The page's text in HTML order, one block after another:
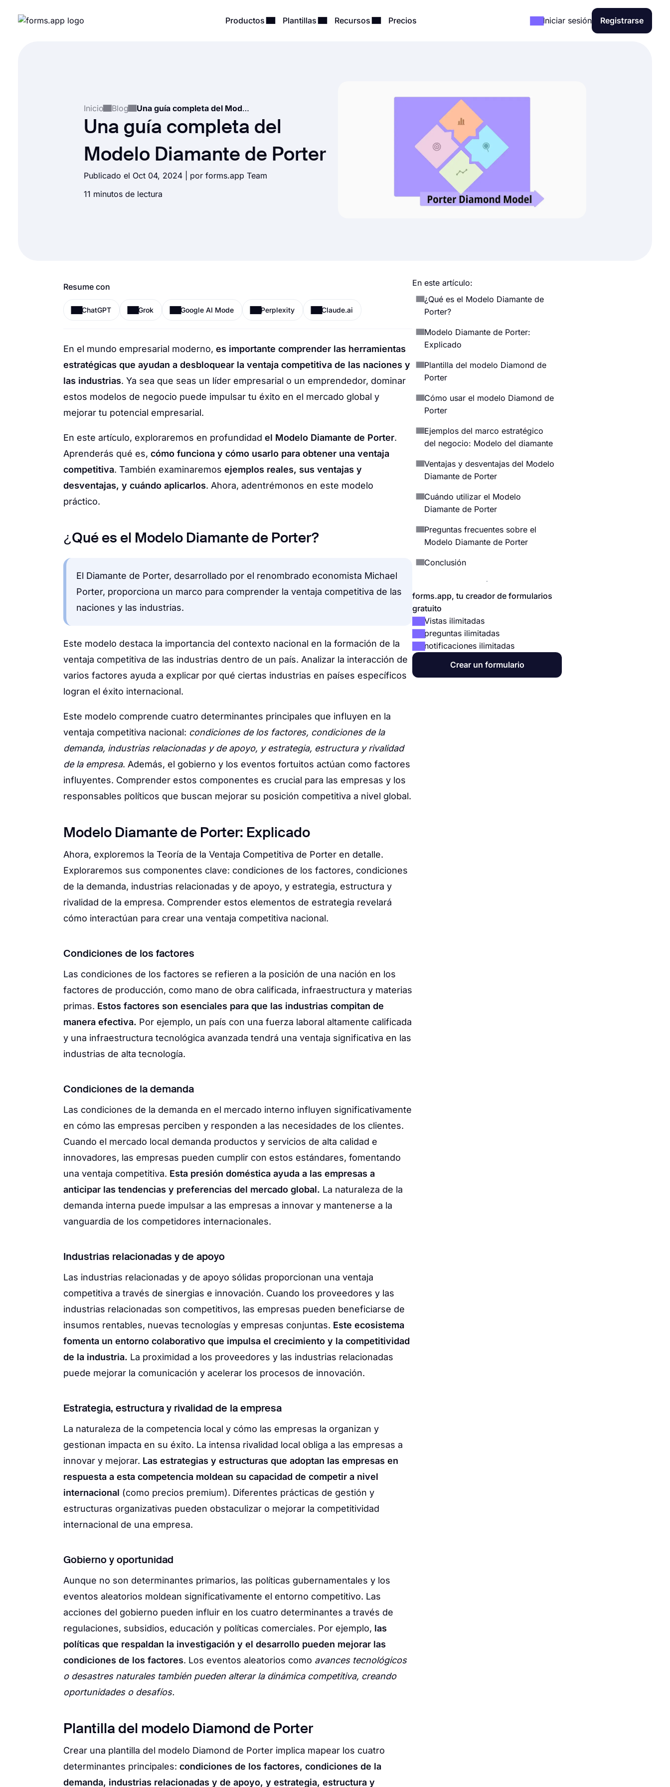
Productos Plantillas Recursos Precios Iniciar sesión Registrarse
Inicio Blog Una guía completa del Modelo Diamante de Porter
Una guía completa del
Modelo Diamante de Porter
Publicado el Oct 04, 2024 | por forms.app Team
11 minutos de lectura
Resume con
ChatGPT Grok Google AI Mode Perplexity Claude.ai
En el mundo empresarial moderno, es importante comprender las herramientas
estratégicas que ayudan a desbloquear la ventaja competitiva de las naciones y
las industrias. Ya sea que seas un líder empresarial o un emprendedor, dominar
estos modelos de negocio puede impulsar tu éxito en el mercado global y
mejorar tu potencial empresarial.
En este artículo, exploraremos en profundidad el Modelo Diamante de Porter.
Aprenderás qué es, cómo funciona y cómo usarlo para obtener una ventaja
competitiva. También examinaremos ejemplos reales, sus ventajas y
desventajas, y cuándo aplicarlos. Ahora, adentrémonos en este modelo
práctico.
¿Qué es el Modelo Diamante de Porter?
El Diamante de Porter, desarrollado por el renombrado economista Michael
Porter, proporciona un marco para comprender la ventaja competitiva de las
naciones y las industrias.
Este modelo destaca la importancia del contexto nacional en la formación de la
ventaja competitiva de las industrias dentro de un país. Analizar la interacción de
varios factores ayuda a explicar por qué ciertas industrias en países específicos
logran el éxito internacional.
Este modelo comprende cuatro determinantes principales que influyen en la
ventaja competitiva nacional: condiciones de los factores, condiciones de la
demanda, industrias relacionadas y de apoyo, y estrategia, estructura y rivalidad
de la empresa. Además, el gobierno y los eventos fortuitos actúan como factores
influyentes. Comprender estos componentes es crucial para las empresas y los
responsables políticos que buscan mejorar su posición competitiva a nivel global.
Modelo Diamante de Porter: Explicado
Ahora, exploremos la Teoría de la Ventaja Competitiva de Porter en detalle.
Exploraremos sus componentes clave: condiciones de los factores, condiciones
de la demanda, industrias relacionadas y de apoyo, y estrategia, estructura y
rivalidad de la empresa. Comprender estos elementos de estrategia revelará
cómo interactúan para crear una ventaja competitiva nacional.
Condiciones de los factores
Las condiciones de los factores se refieren a la posición de una nación en los
factores de producción, como mano de obra calificada, infraestructura y materias
primas. Estos factores son esenciales para que las industrias compitan de
manera efectiva. Por ejemplo, un país con una fuerza laboral altamente calificada
y una infraestructura tecnológica avanzada tendrá una ventaja significativa en las
industrias de alta tecnología.
Condiciones de la demanda
Las condiciones de la demanda en el mercado interno influyen significativamente
en cómo las empresas perciben y responden a las necesidades de los clientes.
Cuando el mercado local demanda productos y servicios de alta calidad e
innovadores, las empresas pueden cumplir con estos estándares, fomentando
una ventaja competitiva. Esta presión doméstica ayuda a las empresas a
anticipar las tendencias y preferencias del mercado global. La naturaleza de la
demanda interna puede impulsar a las empresas a innovar y mantenerse a la
vanguardia de los competidores internacionales.
Industrias relacionadas y de apoyo
Las industrias relacionadas y de apoyo sólidas proporcionan una ventaja
competitiva a través de sinergias e innovación. Cuando los proveedores y las
industrias relacionadas son competitivos, las empresas pueden beneficiarse de
insumos rentables, nuevas tecnologías y empresas conjuntas. Este ecosistema
fomenta un entorno colaborativo que impulsa el crecimiento y la competitividad
de la industria. La proximidad a los proveedores y las industrias relacionadas
puede mejorar la comunicación y acelerar los procesos de innovación.
Estrategia, estructura y rivalidad de la empresa
La naturaleza de la competencia local y cómo las empresas la organizan y
gestionan impacta en su éxito. La intensa rivalidad local obliga a las empresas a
innovar y mejorar. Las estrategias y estructuras que adoptan las empresas en
respuesta a esta competencia moldean su capacidad de competir a nivel
internacional (como precios premium). Diferentes prácticas de gestión y
estructuras organizativas pueden obstaculizar o mejorar la competitividad
internacional de una empresa.
Gobierno y oportunidad
Aunque no son determinantes primarios, las políticas gubernamentales y los
eventos aleatorios moldean significativamente el entorno competitivo. Las
acciones del gobierno pueden influir en los cuatro determinantes a través de
regulaciones, subsidios, educación y políticas comerciales. Por ejemplo, las
políticas que respaldan la investigación y el desarrollo pueden mejorar las
condiciones de los factores. Los eventos aleatorios como avances tecnológicos
o desastres naturales también pueden alterar la dinámica competitiva, creando
oportunidades o desafíos.
Plantilla del modelo Diamond de Porter
Crear una plantilla del modelo Diamond de Porter implica mapear los cuatro
determinantes principales: condiciones de los factores, condiciones de la
demanda, industrias relacionadas y de apoyo, y estrategia, estructura y
En este artículo:
¿Qué es el Modelo Diamante de
Porter?
Modelo Diamante de Porter:
Explicado
Plantilla del modelo Diamond de
Porter
Cómo usar el modelo Diamond de
Porter
Ejemplos del marco estratégico
del negocio: Modelo del diamante
Ventajas y desventajas del Modelo
Diamante de Porter
Cuándo utilizar el Modelo
Diamante de Porter
Preguntas frecuentes sobre el
Modelo Diamante de Porter
Conclusión
forms.app, tu creador de formularios
gratuito
Vistas ilimitadas
preguntas ilimitadas
notificaciones ilimitadas
Crear un formulario